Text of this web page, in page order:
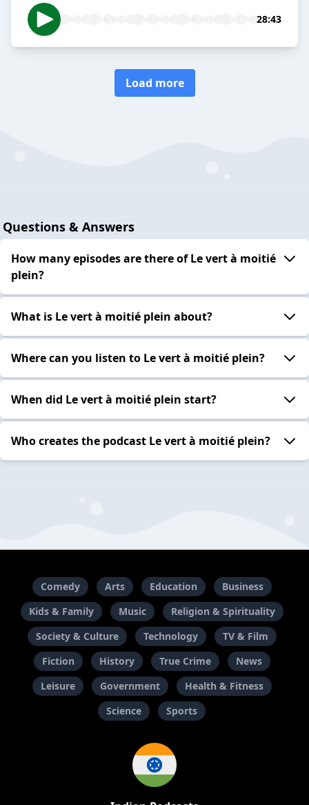
28:43
Load more
Questions & Answers
How many episodes are there of Le vert à moitié
plein?
What is Le vert à moitié plein about?
Where can you listen to Le vert à moitié plein?
When did Le vert à moitié plein start?
Who creates the podcast Le vert à moitié plein?
Comedy Arts Education
Business
Kids & Family
Music
Religion & Spirituality
Society & Culture
Technology
TV & Film
Fiction
History True Crime
News
Leisure
Government
Health & Fitness
Science
Sports